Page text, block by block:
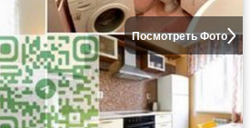
Посмотреть Фото